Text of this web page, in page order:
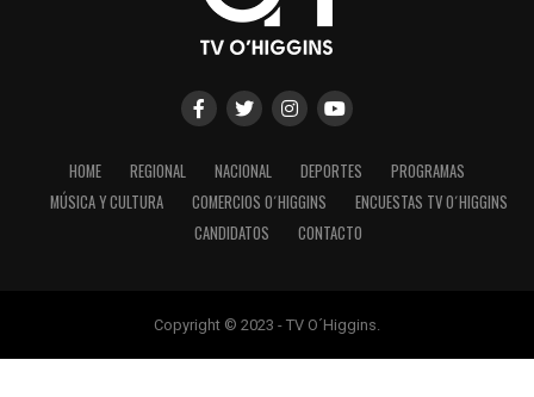
HOME REGIONAL NACIONAL DEPORTES
PROGRAMAS
MÚSICA Y CULTURA
COMERCIOS O´HIGGINS
ENCUESTAS TV O´HIGGINS
CANDIDATOS
CONTACTO
Copyright © 2023 - TV O´Higgins.